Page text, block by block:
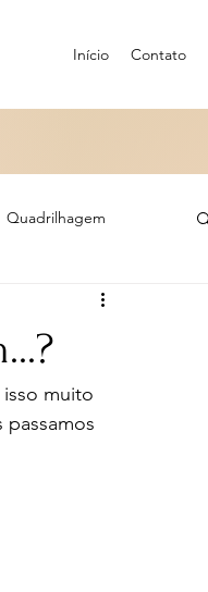
Início Contato
Quadrilhagem
muito